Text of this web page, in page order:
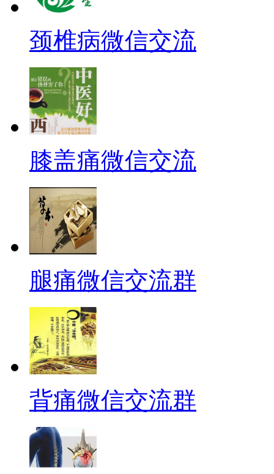
颈椎病微信交流
膝盖痛微信交流
腿痛微信交流群
背痛微信交流群